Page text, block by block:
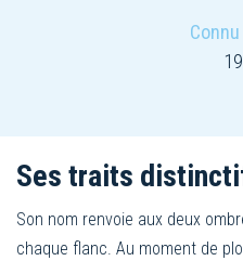
Ses traits
Son nom renvoie aux deux
chaque flanc. Au moment de